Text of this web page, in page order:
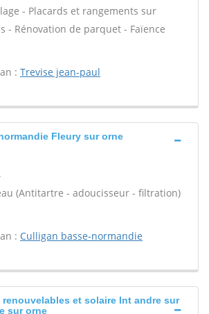
- Placards et rangements sur
- Rénovation de parquet - Faïence
: Trevise jean-paul
Fleury sur orne
(Antitartre - adoucisseur - filtration)
: Culligan basse-normandie
renouvelables et solaire Int andre sur
sur orne